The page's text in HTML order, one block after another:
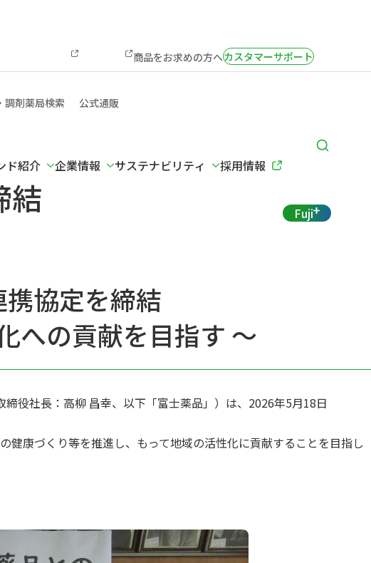
調剤薬局検索 公式通販
商品をお求めの方へカスタマーサポート
ド紹介 企業情報 サステナビリティ 採用情報
Fuji
結
協定を締結
への貢献を目指す ～
役社長：高柳 昌幸、以下「富士薬品」）は、2026年5月18日
康づくり等を推進し、もって地域の活性化に貢献することを目指し